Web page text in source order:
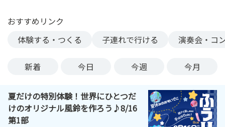
おすすめリンク
体験する・つくる
子連れで行ける 演奏会・コ
新着 今日 今週 今月
夏だけの特別体験！世界にひとつだ
けのオリジナル風鈴を作ろう♪8/16
第1部